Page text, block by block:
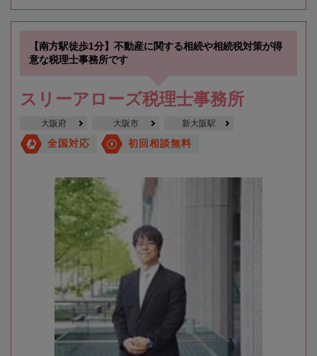
【南方駅徒歩1分】不動産に関する相続や相続税対策が得
意な税理士事務所です
スリーアローズ税理士事務所
大阪府 大阪市 新大阪駅
全国対応 初回相談無料